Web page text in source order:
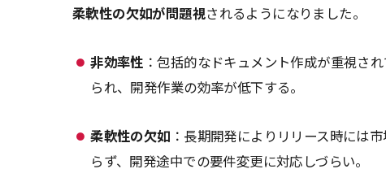
柔軟性の欠如が問題視されるようになりました。
非効率性 ：包括的なドキュメント作成が重視さ
られ、開発作業の効率が低下する。
柔軟性の欠如 ：長期開発によりリリース時には
らず、開発途中での要件変更に対応しづらい。